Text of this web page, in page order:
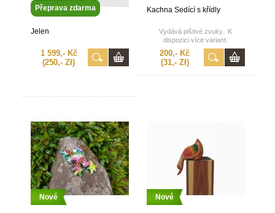
Přeprava zdarma
Jelen
1 599,- Kč
(250,- Zł)
Kachna Sedící s křídly
Vydává pištivé zvuky. K
dispozici více variant.
200,- Kč
(31,- Zł)
Nové Nové